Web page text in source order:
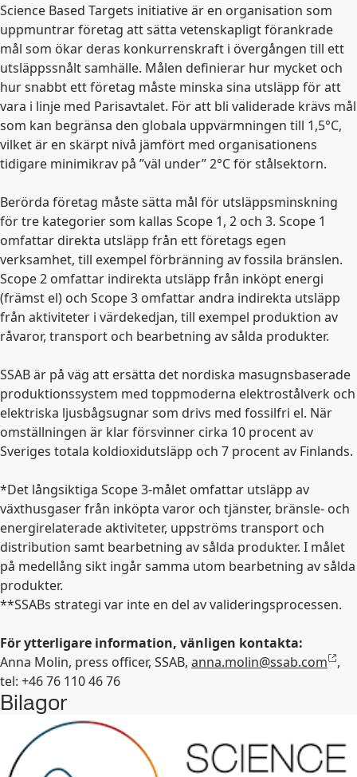
Science Based Targets initiative är en organisation som
uppmuntrar företag att sätta vetenskapligt förankrade
mål som ökar deras konkurrenskraft i övergången till ett
utsläppssnålt samhälle. Målen definierar hur mycket och
hur snabbt ett företag måste minska sina utsläpp för att
vara i linje med Parisavtalet. För att bli validerade krävs mål
som kan begränsa den globala uppvärmningen till 1,5°C,
vilket är en skärpt nivå jämfört med organisationens
tidigare minimikrav på ”väl under” 2°C för stålsektorn.
Berörda företag måste sätta mål för utsläppsminskning
för tre kategorier som kallas Scope 1, 2 och 3. Scope 1
omfattar direkta utsläpp från ett företags egen
verksamhet, till exempel förbränning av fossila bränslen.
Scope 2 omfattar indirekta utsläpp från inköpt energi
(främst el) och Scope 3 omfattar andra indirekta utsläpp
från aktiviteter i värdekedjan, till exempel produktion av
råvaror, transport och bearbetning av sålda produkter.
SSAB är på väg att ersätta det nordiska masugnsbaserade
produktionssystem med toppmoderna elektrostålverk och
elektriska ljusbågsugnar som drivs med fossilfri el. När
omställningen är klar försvinner cirka 10 procent av
Sveriges totala koldioxidutsläpp och 7 procent av Finlands.
*Det långsiktiga Scope 3-målet omfattar utsläpp av
växthusgaser från inköpta varor och tjänster, bränsle- och
energirelaterade aktiviteter, uppströms transport och
distribution samt bearbetning av sålda produkter. I målet
på medellång sikt ingår samma utom bearbetning av sålda
produkter.
**SSABs strategi var inte en del av valideringsprocessen.
För ytterligare information, vänligen kontakta:
Anna Molin, press officer, SSAB, anna.molin@ssab.com
,
tel: +46 76 110 46 76
Bilagor